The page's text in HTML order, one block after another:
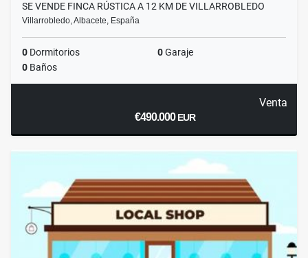
SE VENDE FINCA RÚSTICA A 12 KM DE VILLARROBLEDO
Villarrobledo, Albacete, España
0 Dormitorios 0Garaje
0 Baños
Venta
€490.000EUR